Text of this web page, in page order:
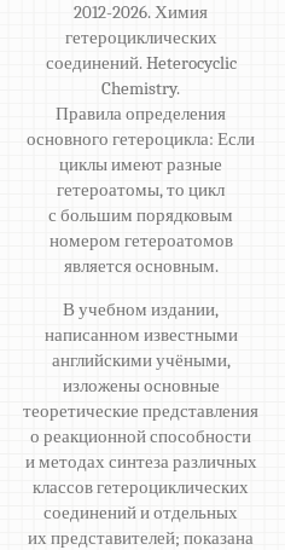
2012-2026. Химия
гетероциклических
соединений. Heterocyclic
Chemistry.
Правила определения
основного гетероцикла: Если
циклы имеют разные
гетероатомы, то цикл
с большим порядковым
номером гетероатомов
является основным.
В учебном издании,
написанном известными
английскими учёными,
изложены основные
теоретические представления
о реакционной способности
и методах синтеза различных
классов гетероциклических
соединений и отдельных
их представителей; показана